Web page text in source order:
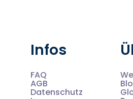
Infos
FAQ
AGB
Datenschutz